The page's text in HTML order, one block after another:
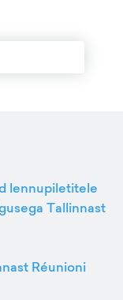
lennupiletitele
Tallinnast
Réunioni